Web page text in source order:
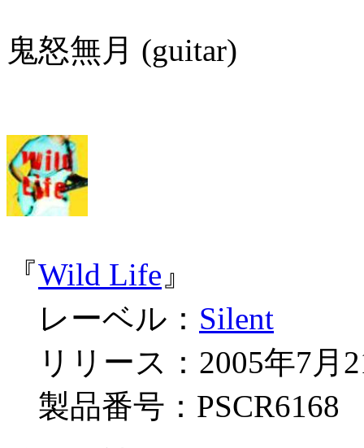
鬼怒無月 (guitar)
『Wild Life 』
レーベル： Silent
リリース：2005年7月
製品番号：PSCR6168